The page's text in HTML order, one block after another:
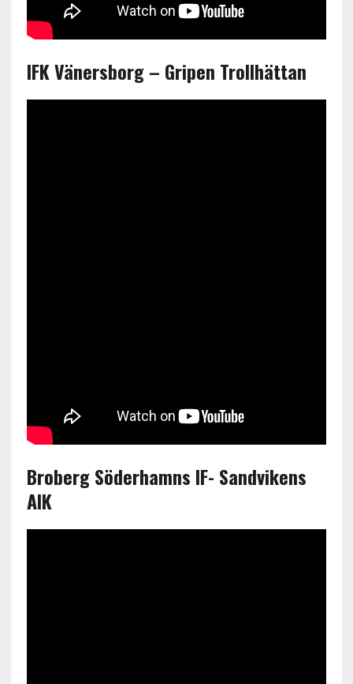
IFK Vänersborg – Gripen Trollhättan
Broberg Söderhamns IF- Sandvikens
AIK